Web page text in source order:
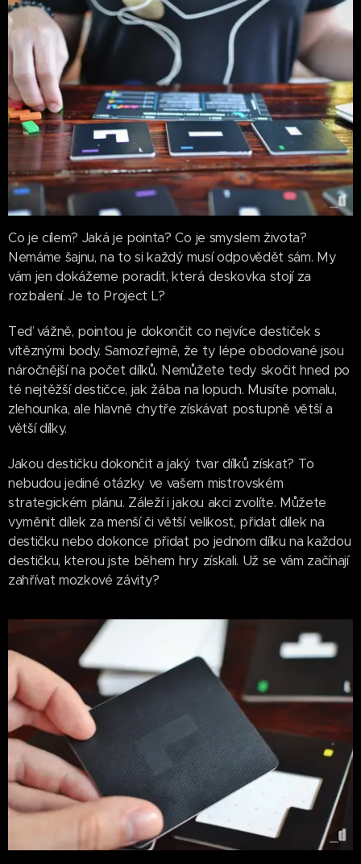
Co je cílem? Jaká je pointa? Co je smyslem života?
Nemáme šajnu, na to si každý musí odpovědět sám. My
vám jen dokážeme poradit, která deskovka stojí za
rozbalení. Je to Project L?
Teď vážně, pointou je dokončit co nejvíce destiček s
vítěznými body. Samozřejmě, že ty lépe obodované jsou
náročnější na počet dílků. Nemůžete tedy skočit hned po
té nejtěžší destičce, jak žába na lopuch. Musíte pomalu,
zlehounka, ale hlavně chytře získávat postupně větší a
větší dílky.
Jakou destičku dokončit a jaký tvar dílků získat? To
nebudou jediné otázky ve vašem mistrovském
strategickém plánu. Záleží i jakou akci zvolíte. Můžete
vyměnit dílek za menší či větší velikost, přidat dílek na
destičku nebo dokonce přidat po jednom dílku na každou
destičku, kterou jste během hry získali. Už se vám začínají
zahřívat mozkové závity?